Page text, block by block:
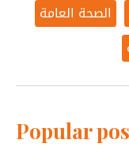
الصحة العامة
Popular